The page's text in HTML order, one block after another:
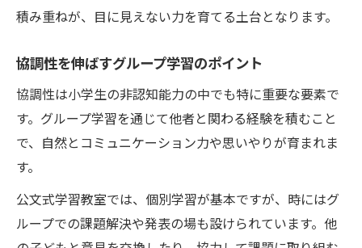
積み重ねが、目に見えない力を育てる土台となります。
協調性を伸ばすグループ学習のポイント
協調性は小学生の非認知能力の中でも特に重要な要素で
す。グループ学習を通じて他者と関わる経験を積むこと
で、自然とコミュニケーション力や思いやりが育まれま
す。
公文式学習教室では、個別学習が基本ですが、時にはグ
ループでの課題解決や発表の場も設けられています。他